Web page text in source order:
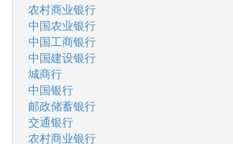
农村商业银行
中国农业银行
中国工商银行
中国建设银行
城商行
中国银行
邮政储蓄银行
交通银行
农村商业银行